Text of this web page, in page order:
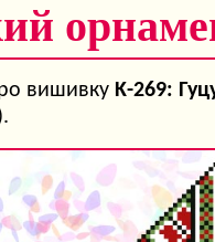
вишивку K-269: